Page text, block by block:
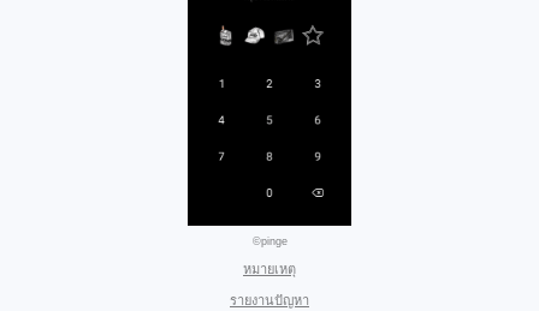
©pinge
หมายเหตุ
รายงานปัญหา